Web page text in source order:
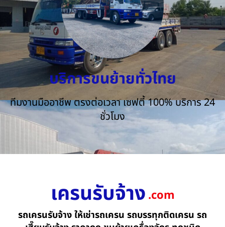
บริการขนย้ายทั่วไทย
ทีมงานมืออาชีพ ตรงต่อเวลา เซฟตี้ 100% บริการ 24
ชั่วโมง
เครนรับจ้าง .com
รถเครนรับจ้าง ให้เช่ารถเครน รถบรรทุกติดเครน รถ